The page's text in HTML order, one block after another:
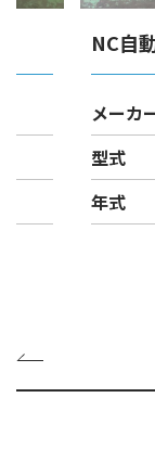
NC自
メーカ
型式
年式